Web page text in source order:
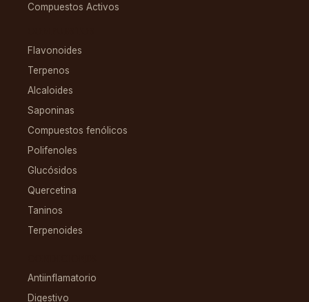
Compuestos Activos
Flavonoides
Terpenos
Alcaloides
Saponinas
Compuestos fenólicos
Polifenoles
Glucósidos
Quercetina
Taninos
Terpenoides
Antiinflamatorio
Digestivo